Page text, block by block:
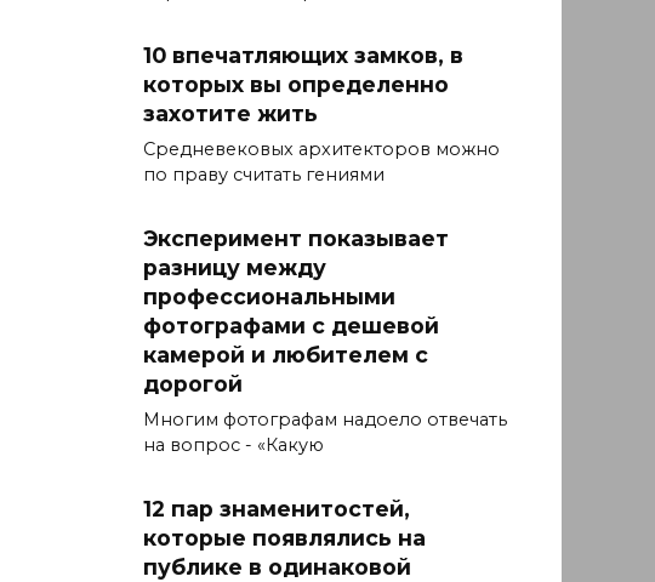
10 впечатляющих замков, в
которых вы определенно
захотите жить
Средневековых архитекторов можно
по праву считать гениями
Эксперимент показывает
разницу между
профессиональными
фотографами с дешевой
камерой и любителем с
дорогой
Многим фотографам надоело отвечать
на вопрос - «Какую
12 пар знаменитостей,
которые появлялись на
публике в одинаковой